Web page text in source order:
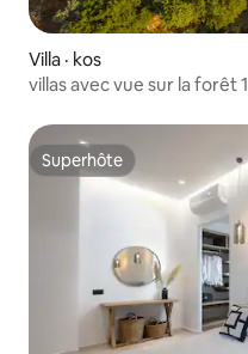
Villa · kos
villas avec vue sur la forêt 1
Superhôte
Superhôte